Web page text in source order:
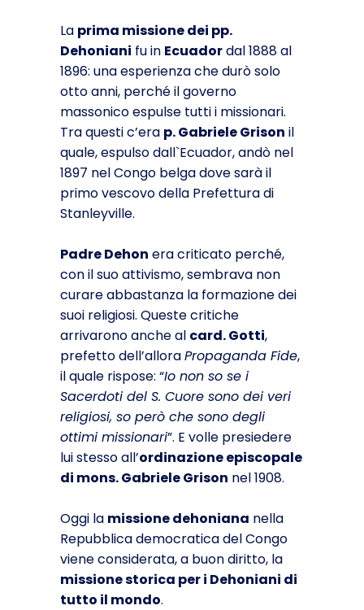
La prima missione dei pp.
Dehoniani fu in Ecuadordal 1888 al
1896: una esperienza che durò solo
otto anni, perché il governo
massonico espulse tutti i missionari.
Tra questi c’era p. Gabriele Grison il
quale, espulso dall`Ecuador, andò nel
1897 nel Congo belga dove sarà il
primo vescovo della Prefettura di
Stanleyville.
Padre Dehon era criticato perché,
con il suo attivismo, sembrava non
curare abbastanza la formazione dei
suoi religiosi. Queste critiche
arrivarono anche al card. Gotti,
prefetto dell’alloraPropaganda Fide,
il quale rispose: “Io non so se i
Sacerdoti del S. Cuore sono dei veri
religiosi, so però che sono degli
ottimi missiona­ri”. E volle presiedere
lui stesso all’ordinazione episcopale
di mons. Gabriele Grison nel 1908.
Oggi la missione dehoniana nella
Repubblica democratica del Congo
viene considerata, a buon diritto, la
missione storica per i Dehoniani di
tutto il mondo.